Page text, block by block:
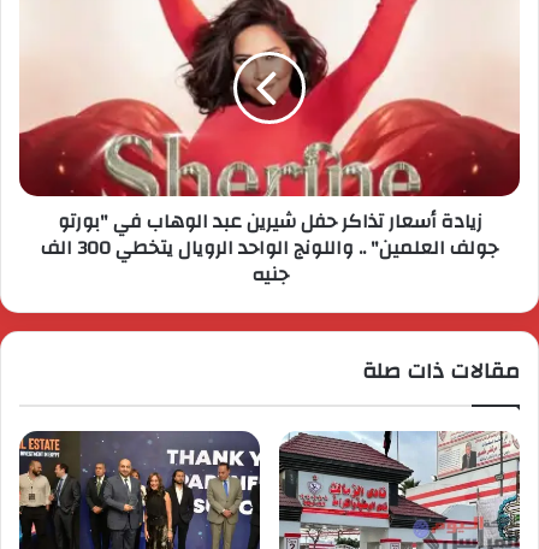
زيادة أسعار تذاكر حفل شيرين عبد الوهاب في "بورتو
جولف العلمين" .. واللونج الواحد الرويال يتخطي 300 الف
جنيه
مقالات ذات صلة